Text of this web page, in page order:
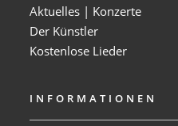
Aktuelles | Konzerte
Der Künstler
Kostenlose Lieder
INFORMATIONEN